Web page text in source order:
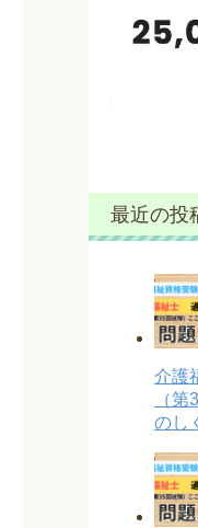
最近の投
介護
（
のし